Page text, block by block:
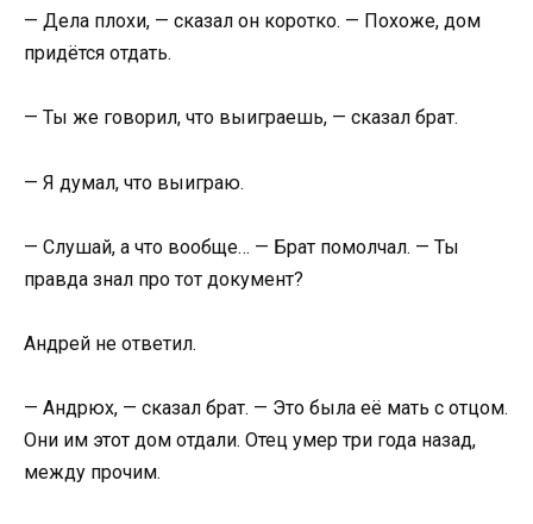
— Дела плохи, — сказал он коротко. — Похоже, дом
придётся отдать.
— Ты же говорил, что выиграешь, — сказал брат.
— Я думал, что выиграю.
— Слушай, а что вообще… — Брат помолчал. — Ты
правда знал про тот документ?
Андрей не ответил.
— Андрюх, — сказал брат. — Это была её мать с отцом.
Они им этот дом отдали. Отец умер три года назад,
между прочим.